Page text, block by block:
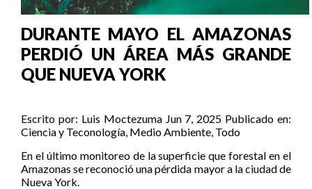
DURANTE MAYO EL AMAZONAS
PERDIÓ UN ÁREA MÁS GRANDE
QUE NUEVA YORK
Escrito por: Luis Moctezuma Jun 7, 2025 Publicado en:
Ciencia y Teconología, Medio Ambiente, Todo
En el último monitoreo de la superficie que forestal en el
Amazonas se reconoció una pérdida mayor a la ciudad de
Nueva York.